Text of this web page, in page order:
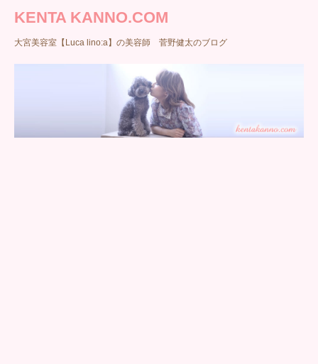
KENTA KANNO.COM
大宮美容室【Luca lino:a】の美容師 菅野健太のブログ